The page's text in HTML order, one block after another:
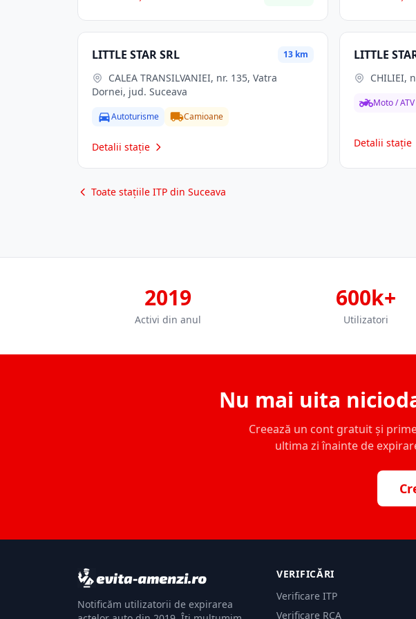
LITTLE STAR SRL 13 km
Dornei, jud. Suceava
Autoturisme Camioane
Detalii stație
LITTLE
CHILIEI,
Moto / ATV
Detalii stație
Toate stațiile ITP din Suceava
2019
Activi din anul
600k+
Utilizatori
Nu mai uita
Creează un cont gratuit și
ultima zi înainte de
Notificăm utilizatorii de expirarea
VERIFICĂRI
Verificare ITP
Verificare RCA